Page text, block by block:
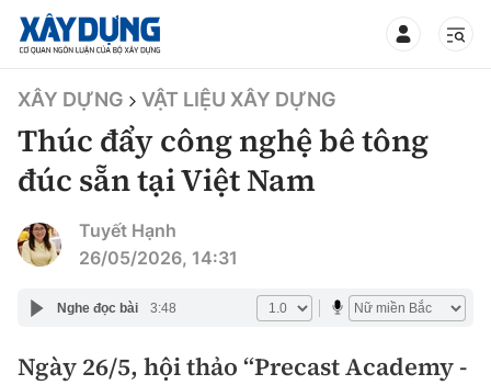
TIN BỘ XÂY DỰNG
CHUYÊN MỤC
Thời sự
XÂY DỰNG VẬT LIỆU XÂY DỰNG
Thúc đẩy công nghệ bê tông
đúc sẵn tại Việt Nam
Tuyết Hạnh
26/05/2026, 14:31
Nghe đọc bài 3:48
Ngày 26/5, hội thảo “Precast Academy -